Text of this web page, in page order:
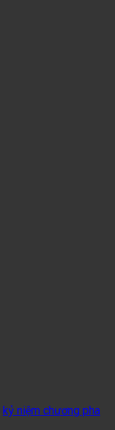
kỷ niệm chương pha